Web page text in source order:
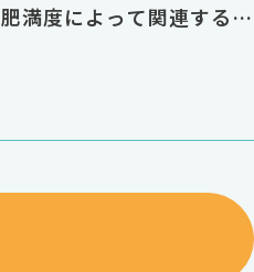
肥満度によって関連する食